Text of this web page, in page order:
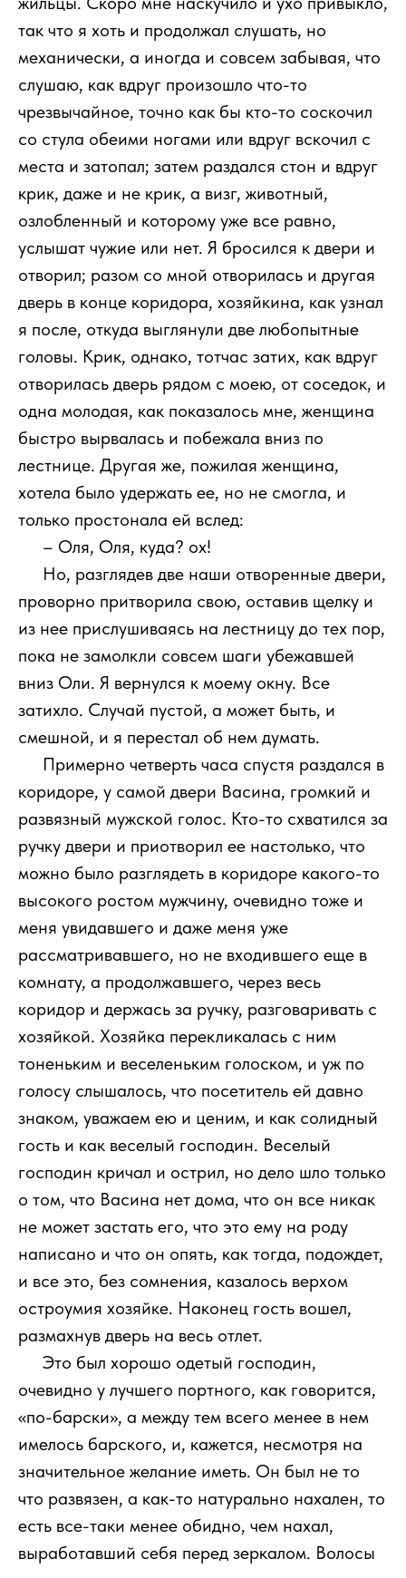
так что я хоть и продолжал слушать, но
механически, а иногда и совсем забывая, что
слушаю, как вдруг произошло что-то
чрезвычайное, точно как бы кто-то соскочил
со стула обеими ногами или вдруг вскочил с
места и затопал; затем раздался стон и вдруг
крик, даже и не крик, а визг, животный,
озлобленный и которому уже все равно,
услышат чужие или нет. Я бросился к двери и
отворил; разом со мной отворилась и другая
дверь в конце коридора, хозяйкина, как узнал
я после, откуда выглянули две любопытные
головы. Крик, однако, тотчас затих, как вдруг
отворилась дверь рядом с моею, от соседок, и
одна молодая, как показалось мне, женщина
быстро вырвалась и побежала вниз по
лестнице. Другая же, пожилая женщина,
хотела было удержать ее, но не смогла, и
только простонала ей вслед:
– Оля, Оля, куда? ох!
Но, разглядев две наши отворенные двери,
проворно притворила свою, оставив щелку и
из нее прислушиваясь на лестницу до тех пор,
пока не замолкли совсем шаги убежавшей
вниз Оли. Я вернулся к моему окну. Все
затихло. Случай пустой, а может быть, и
смешной, и я перестал об нем думать.
Примерно четверть часа спустя раздался в
коридоре, у самой двери Васина, громкий и
развязный мужской голос. Кто-то схватился за
ручку двери и приотворил ее настолько, что
можно было разглядеть в коридоре какого-то
высокого ростом мужчину, очевидно тоже и
меня увидавшего и даже меня уже
рассматривавшего, но не входившего еще в
комнату, а продолжавшего, через весь
коридор и держась за ручку, разговаривать с
хозяйкой. Хозяйка перекликалась с ним
тоненьким и веселеньким голоском, и уж по
голосу слышалось, что посетитель ей давно
знаком, уважаем ею и ценим, и как солидный
гость и как веселый господин. Веселый
господин кричал и острил, но дело шло только
о том, что Васина нет дома, что он все никак
не может застать его, что это ему на роду
написано и что он опять, как тогда, подождет,
и все это, без сомнения, казалось верхом
остроумия хозяйке. Наконец гость вошел,
размахнув дверь на весь отлет.
Это был хорошо одетый господин,
очевидно у лучшего портного, как говорится,
«по-барски», а между тем всего менее в нем
имелось барского, и, кажется, несмотря на
значительное желание иметь. Он был не то
что развязен, а как-то натурально нахален, то
есть все-таки менее обидно, чем нахал,
выработавший себя перед зеркалом. Волосы